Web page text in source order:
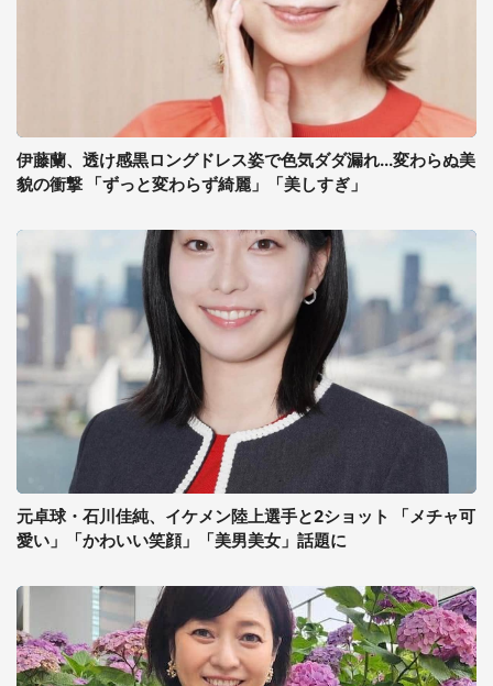
伊藤蘭、透け感黒ロングドレス姿で色気ダダ漏れ...変わらぬ美
貌の衝撃 「ずっと変わらず綺麗」「美しすぎ」
元卓球・石川佳純、イケメン陸上選手と2ショット 「メチャ可
愛い」「かわいい笑顔」「美男美女」話題に